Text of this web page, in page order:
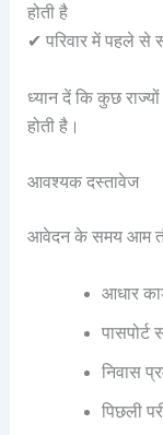
होती है
✔ परिवार में पहले से
ध्यान दें कि कुछ
होती है।
आवश्यक दस्तावेज
आवेदन के समय आम
आधार
पासपोर्ट
निवास
पिछली